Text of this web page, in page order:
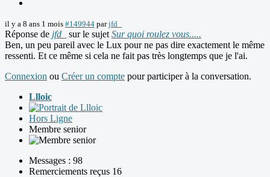
il y a 8 ans 1 mois #149944 parjfd_
Réponse de jfd_ sur le sujet Sur quoi roulez vous.....
Ben, un peu pareil avec le Lux pour ne pas dire exactement le même
ressenti. Et ce même si cela ne fait pas très longtemps que je l'ai.
Connexion ou Créer un compte pour participer à la conversation.
Llloic
Hors Ligne
Membre senior
Messages : 98
Remerciements reçus 16